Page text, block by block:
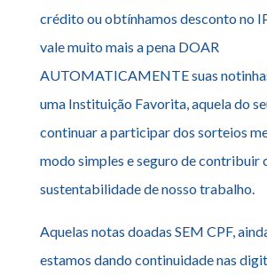
crédito ou obtínhamos desconto no
vale muito mais a pena DOAR
AUTOMATICAMENTE suas
uma Instituição Favorita, aquela do
continuar a participar dos sorteios
modo simples e seguro de contribuir
sustentabilidade de nosso trabalho.
Aquelas notas doadas SEM CPF,
estamos dando continuidade nas